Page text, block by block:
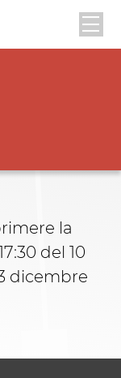
la
del 10
dicembre